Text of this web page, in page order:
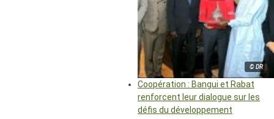
© DR
Coopération : Bangui et Rabat
renforcent leur dialogue sur les
défis du développement